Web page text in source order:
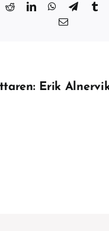
RedditLinkedInWhatsApp
E-
Erik